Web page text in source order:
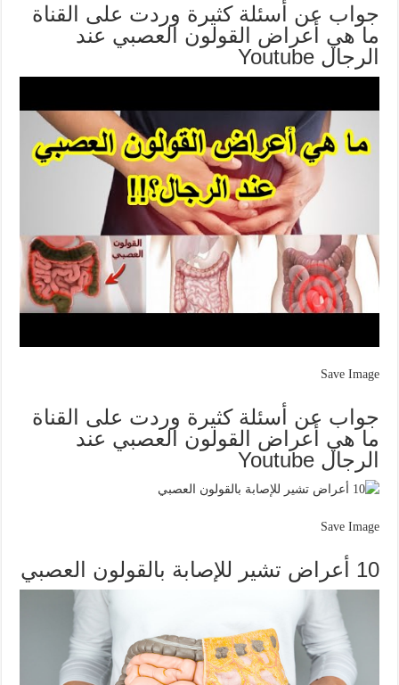
جواب عن أسئلة كثيرة وردت على القناة
ما هي أعراض القولون العصبي عند
الرجال Youtube
Save Image
جواب عن أسئلة كثيرة وردت على القناة
ما هي أعراض القولون العصبي عند
الرجال Youtube
Save Image
10 أعراض تشير للإصابة بالقولون العصبي